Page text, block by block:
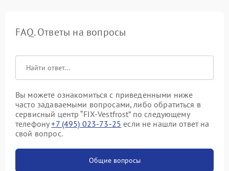
FAQ. Ответы на вопросы
Вы можете ознакомиться с приведенными ниже
часто задаваемыми вопросами, либо обратиться в
сервисный центр “FIX-Vestfrost” по следующему
телефону+7 (495) 023-73-25 если не нашли ответ на
свой вопрос.
Общие вопросы